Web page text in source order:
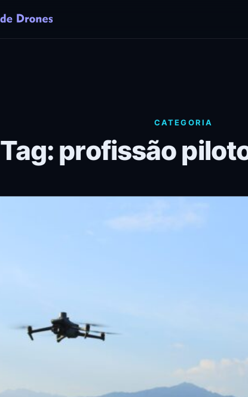
CATEGORIA
Tag: profissão